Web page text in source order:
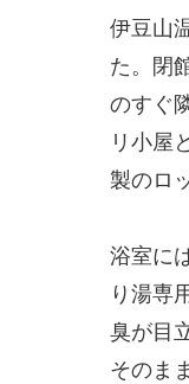
伊豆山
た。閉
のすぐ
リ小屋
製のロ
浴室に
り湯専
臭が目
そのま